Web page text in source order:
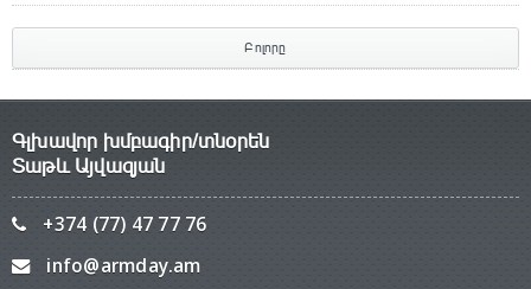
Բոլորը
Գլխավոր խմբագիր/տնօրեն
Տաթև Այվազյան
+374 (77) 47 77 76
info@armday.am